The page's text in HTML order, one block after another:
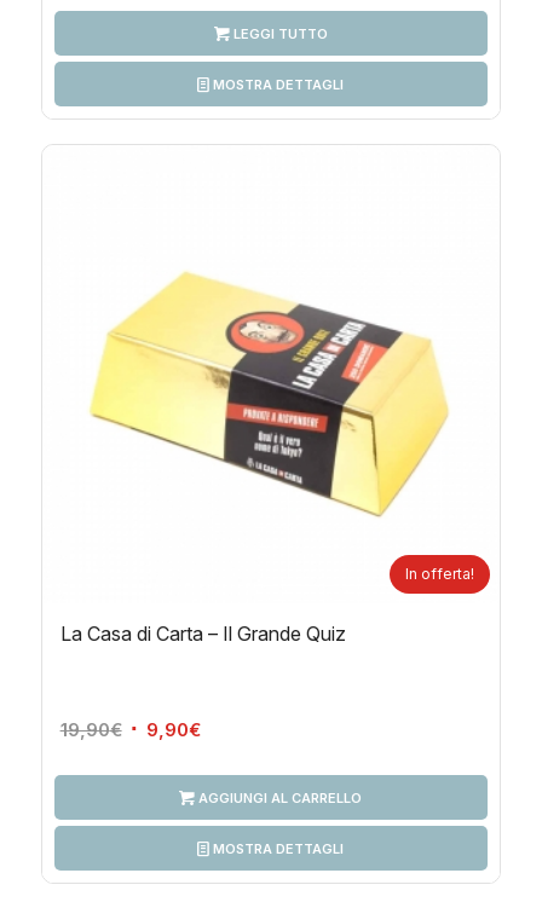
LEGGI TUTTO
MOSTRA DETTAGLI
La Casa di Carta – Il Grande Quiz
19,90€ Il 9,90€Il
9,90€.
In offerta!
AGGIUNGI AL CARRELLO
MOSTRA DETTAGLI